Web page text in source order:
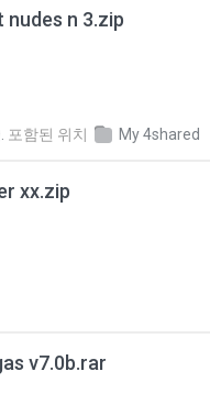
nudes n 3.zip
포함된 위치 My 4shared
xx.zip
v7.0b.rar